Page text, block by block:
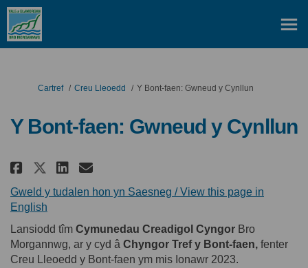
Rydych yma:
Cartref Creu Lleoedd Y Bont-faen: Gwneud y Cynllun
Y Bont-faen: Gwneud y Cynllun
Rhannu Y Bont-faen: Gwneud y
Rhannu Y Bont-faen:
Rhannu Y Bont-faen:
E-bost Y Bont-faen:
Gweld y tudalen hon yn Saesneg / View this page in
English
Lansiodd tîm Cymunedau Creadigol Cyngor Bro
Morgannwg, ar y cyd â Chyngor Tref y Bont-faen, fenter
Creu Lleoedd y Bont-faen ym mis Ionawr 2023.